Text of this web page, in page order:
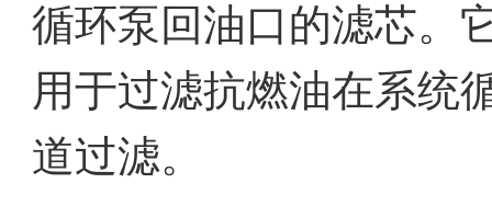
循环泵回油口的滤芯。
用于过滤抗燃油在系统
道过滤。